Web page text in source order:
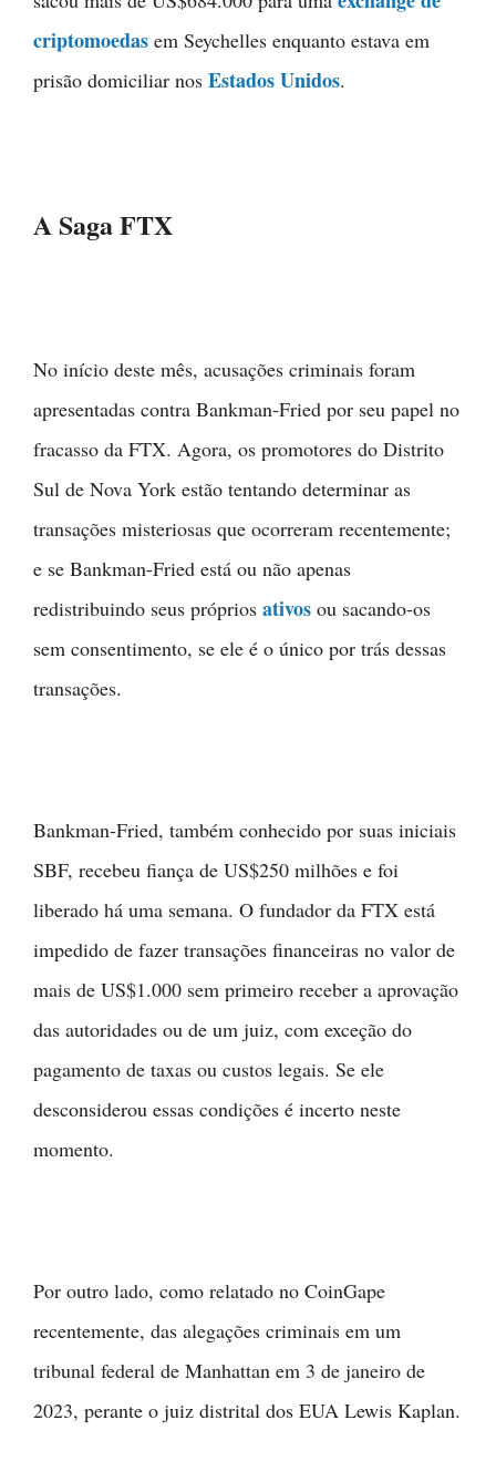
criptomoedas em Seychelles enquanto estava em
prisão domiciliar nos Estados Unidos.
A Saga FTX
No início deste mês, acusações criminais foram
apresentadas contra Bankman-Fried por seu papel no
fracasso da FTX. Agora, os promotores do Distrito
Sul de Nova York estão tentando determinar as
transações misteriosas que ocorreram recentemente;
e se Bankman-Fried está ou não apenas
redistribuindo seus próprios ativos ou sacando-os
sem consentimento, se ele é o único por trás dessas
transações.
Bankman-Fried, também conhecido por suas iniciais
SBF, recebeu fiança de US$250 milhões e foi
liberado há uma semana. O fundador da FTX está
impedido de fazer transações financeiras no valor de
mais de US$1.000 sem primeiro receber a aprovação
das autoridades ou de um juiz, com exceção do
pagamento de taxas ou custos legais. Se ele
desconsiderou essas condições é incerto neste
momento.
Por outro lado, como relatado no CoinGape
recentemente, das alegações criminais em um
tribunal federal de Manhattan em 3 de janeiro de
2023, perante o juiz distrital dos EUA Lewis Kaplan.